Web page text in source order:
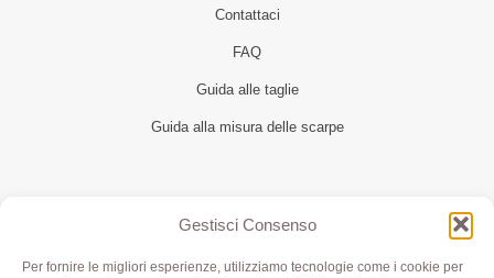
Gestisci Consenso
Per fornire le migliori esperienze, utilizziamo tecnologie come i cookie per
Contattaci
FAQ
Guida alle taglie
Guida alla misura delle scarpe
Seguici